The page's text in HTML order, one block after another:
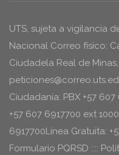
UTS, sujeta a vigilancia
Nacional Correo físico:
Ciudadela Real de
Ciudadanía: PBX +57
+57 607 6917700 ext
6917700Línea Gratuita:
Formulario PQRSD ::::